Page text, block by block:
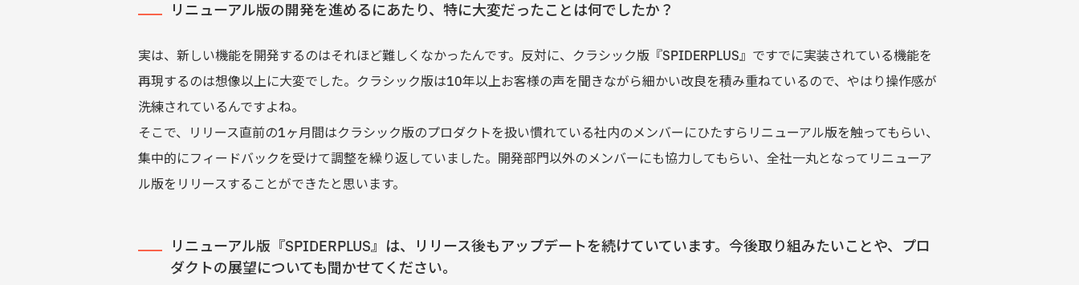
リニューアル版の開発を進めるにあたり、特に大変だったことは何でしたか？
実は、新しい機能を開発するのはそれほど難しくなかったんです。反対に、クラシック版『SPIDERPLUS』ですでに実装されている機能を
再現するのは想像以上に大変でした。クラシック版は10年以上お客様の声を聞きながら細かい改良を積み重ねているので、やはり操作感が
洗練されているんですよね。
そこで、リリース直前の1ヶ月間はクラシック版のプロダクトを扱い慣れている社内のメンバーにひたすらリニューアル版を触ってもらい、
集中的にフィードバックを受けて調整を繰り返していました。開発部門以外のメンバーにも協力してもらい、全社一丸となってリニューア
ル版をリリースすることができたと思います。
リニューアル版『SPIDERPLUS』は、リリース後もアップデートを続けていています。今後取り組みたいことや、プロ
ダクトの展望についても聞かせてください。